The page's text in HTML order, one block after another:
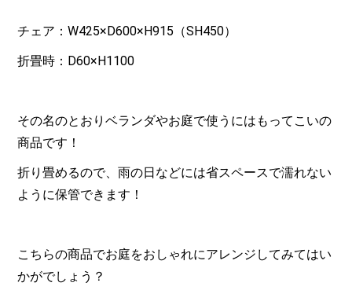
チェア：W425×D600×H915（SH450）
折畳時：D60×H1100
その名のとおりベランダやお庭で使うにはもってこいの
商品です！
折り畳めるので、雨の日などには省スペースで濡れない
ように保管できます！
こちらの商品でお庭をおしゃれにアレンジしてみてはい
かがでしょう？